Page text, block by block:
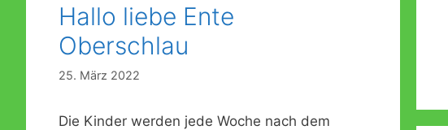
Hallo liebe Ente
Oberschlau
25. März 2022
Die Kinder werden jede Woche nach dem